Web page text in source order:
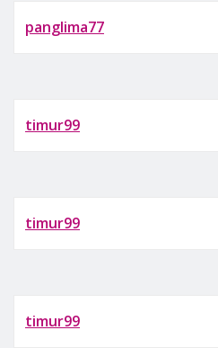
panglima77
timur99
timur99
timur99